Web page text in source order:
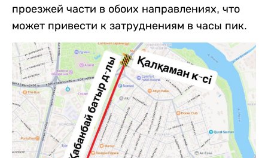
проезжей части в обоих направлениях, что
может привести к затруднениям в часы пик.